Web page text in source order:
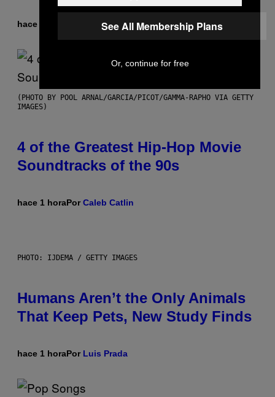
hace 24 minutos PorHaley Miller
(PHOTO BY POOL ARNAL/GARCIA/PICOT/GAMMA-RAPHO VIA GETTY
IMAGES)
4 of the Greatest Hip-Hop Movie
Soundtracks of the 90s
hace 1 horaPorCaleb Catlin
PHOTO: IJDEMA / GETTY IMAGES
Humans Aren’t the Only Animals
That Keep Pets, New Study Finds
hace 1 horaPor Luis Prada
See All Membership Plans
Or, continue for free